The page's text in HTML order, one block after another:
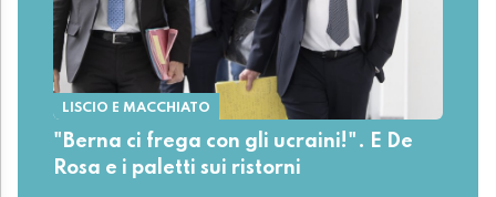
LISCIO E MACCHIATO
"Berna ci frega con gli ucraini!". E De
Rosa e i paletti sui ristorni